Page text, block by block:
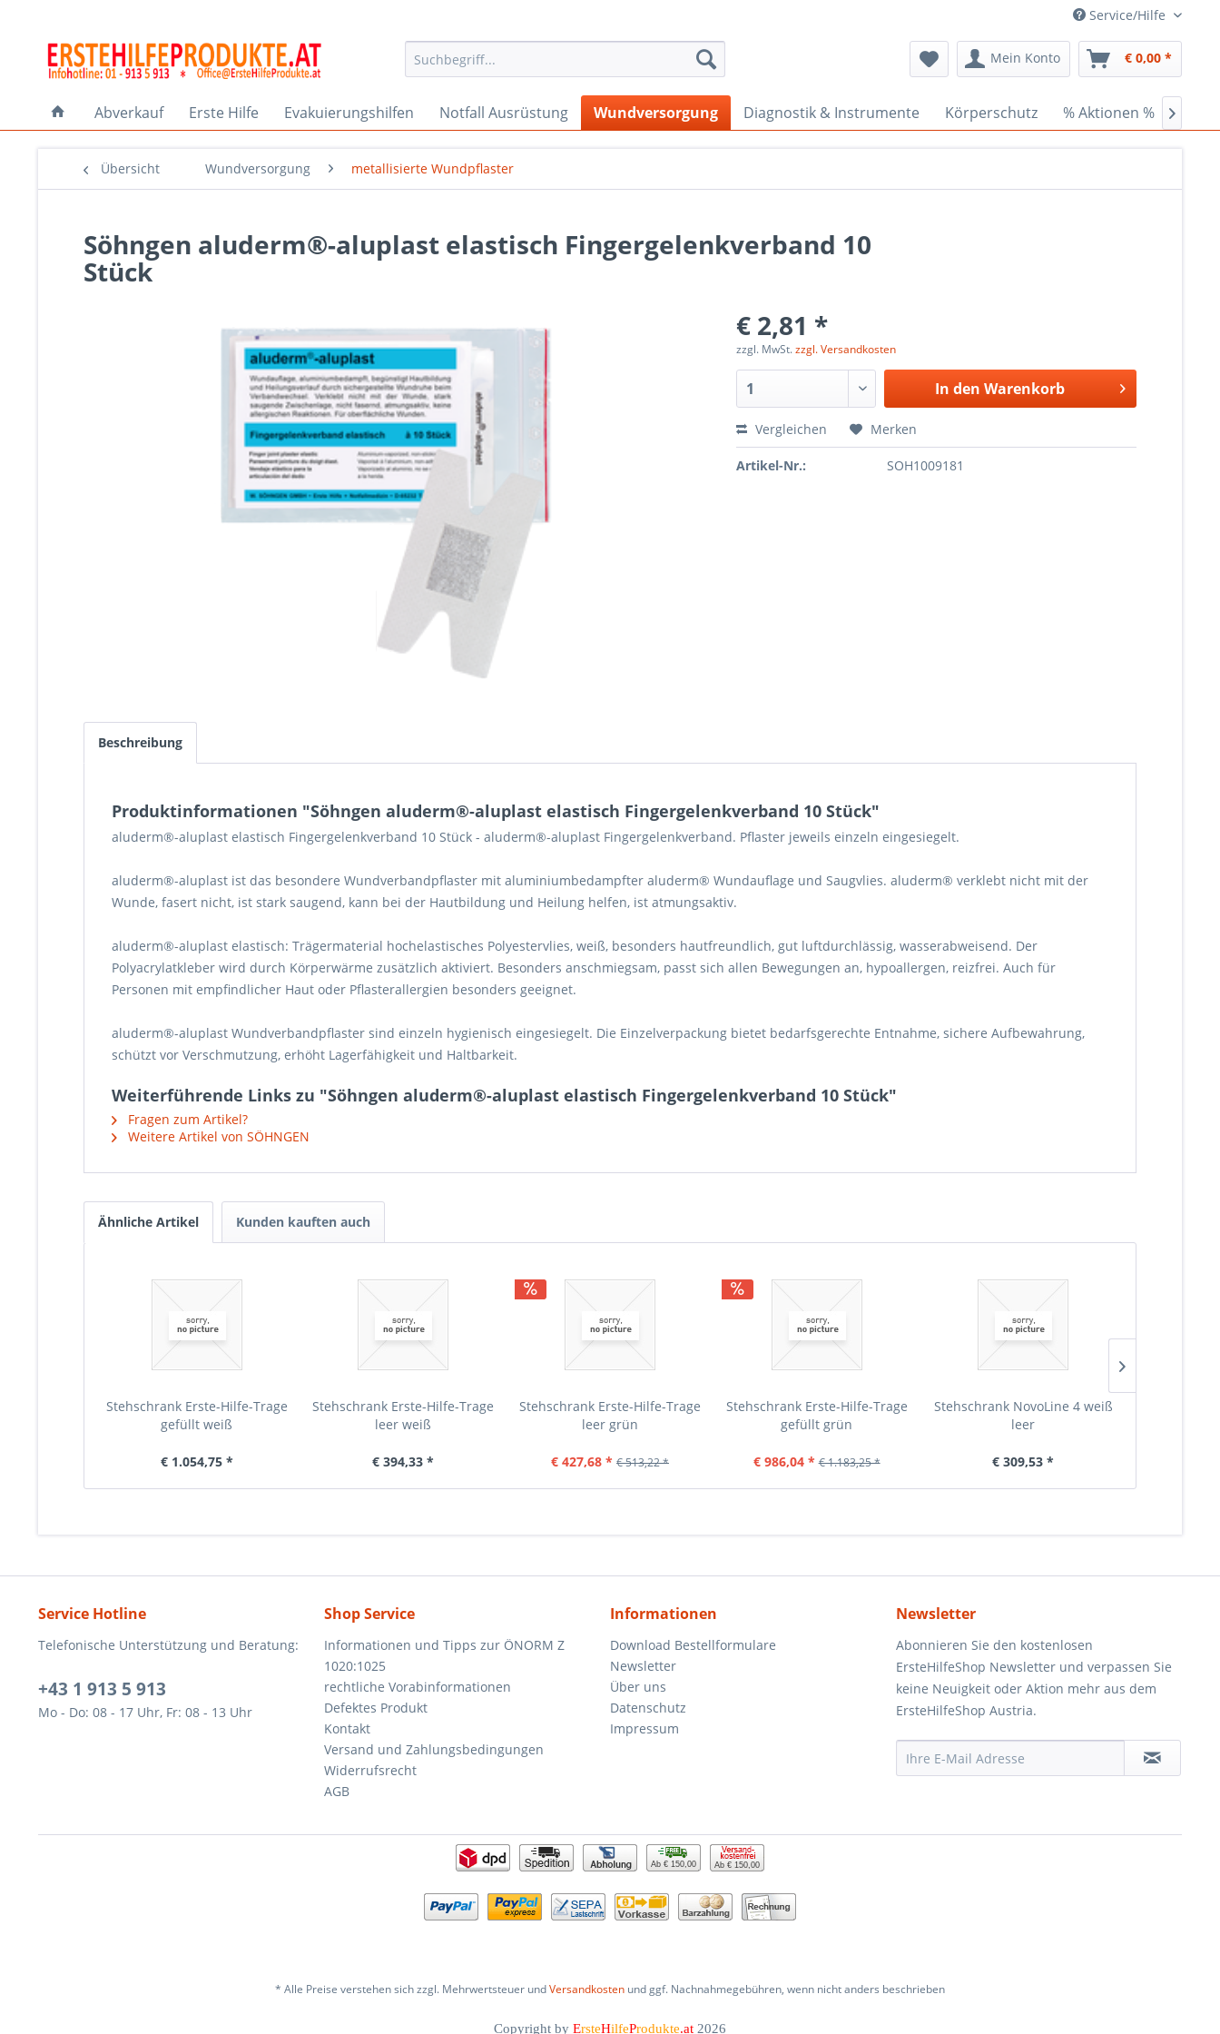
Service/Hilfe
Mein Konto € 0,00 *
Abverkauf Erste Hilfe Evakuierungshilfen Notfall Ausrüstung Wundversorgung Diagnostik & Instrumente Körperschutz % Aktionen % 
Übersicht Wundversorgung metallisierte Wundpflaster
Söhngen aluderm®-aluplast elastisch Fingergelenkverband 10
Stück
€ 2,81 *
zzgl. MwSt.zzgl. Versandkosten
In den Warenkorb
Vergleichen Merken
Artikel-Nr.: SOH1009181
Beschreibung
Produktinformationen "Söhngen aluderm®-aluplast elastisch Fingergelenkverband 10 Stück"
aluderm®-aluplast elastisch Fingergelenkverband 10 Stück - aluderm®-aluplast Fingergelenkverband. Pflaster jeweils einzeln eingesiegelt.
aluderm®-aluplast ist das besondere Wundverbandpflaster mit aluminiumbedampfter aluderm® Wundauflage und Saugvlies. aluderm® verklebt nicht mit der
Wunde, fasert nicht, ist stark saugend, kann bei der Hautbildung und Heilung helfen, ist atmungsaktiv.
aluderm®-aluplast elastisch: Trägermaterial hochelastisches Polyestervlies, weiß, besonders hautfreundlich, gut luftdurchlässig, wasserabweisend. Der
Polyacrylatkleber wird durch Körperwärme zusätzlich aktiviert. Besonders anschmiegsam, passt sich allen Bewegungen an, hypoallergen, reizfrei. Auch für
Personen mit empfindlicher Haut oder Pflasterallergien besonders geeignet.
aluderm®-aluplast Wundverbandpflaster sind einzeln hygienisch eingesiegelt. Die Einzelverpackung bietet bedarfsgerechte Entnahme, sichere Aufbewahrung,
schützt vor Verschmutzung, erhöht Lagerfähigkeit und Haltbarkeit.
Weiterführende Links zu "Söhngen aluderm®-aluplast elastisch Fingergelenkverband 10 Stück"
Fragen zum Artikel?
Weitere Artikel von SÖHNGEN
Ähnliche Artikel Kunden kauften auch
Stehschrank Erste-Hilfe-Trage
gefüllt weiß
€ 1.054,75 *
Stehschrank Erste-Hilfe-Trage
leer weiß
€ 394,33 *
Stehschrank Erste-Hilfe-Trage
leer grün
€ 427,68 * € 513,22 *
Stehschrank Erste-Hilfe-Trage
gefüllt grün
€ 986,04 * € 1.183,25 *
Stehschrank NovoLine 4 weiß
leer
€ 309,53 *
Service Hotline
Telefonische Unterstützung und Beratung:
+43 1 913 5 913
Mo - Do: 08 - 17 Uhr, Fr: 08 - 13 Uhr
Shop Service
Informationen und Tipps zur ÖNORM Z
1020:1025
rechtliche Vorabinformationen
Defektes Produkt
Kontakt
Versand und Zahlungsbedingungen
Widerrufsrecht
AGB
Informationen
Download Bestellformulare
Newsletter
Über uns
Datenschutz
Impressum
Newsletter
Abonnieren Sie den kostenlosen
ErsteHilfeShop Newsletter und verpassen Sie
keine Neuigkeit oder Aktion mehr aus dem
ErsteHilfeShop Austria.
Ab € 150,00 Ab € 150,00
* Alle Preise verstehen sich zzgl. Mehrwertsteuer undVersandkosten und ggf. Nachnahmegebühren, wenn nicht anders beschrieben
Copyright by ErsteHilfeProdukte.at 2026